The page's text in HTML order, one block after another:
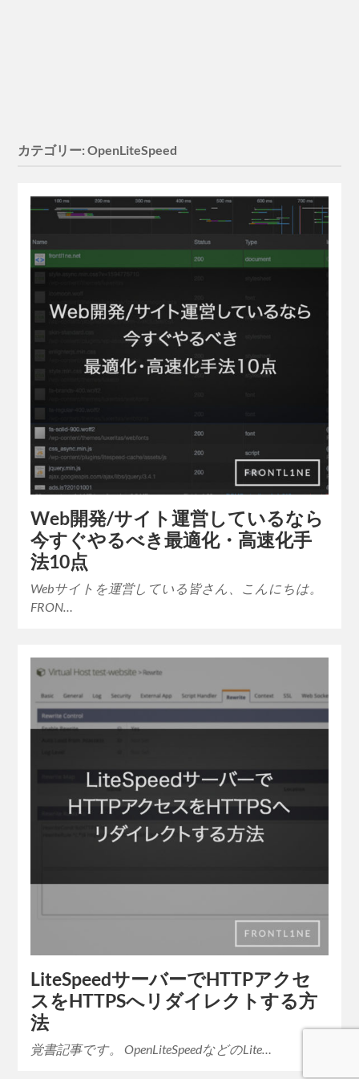
カテゴリー:OpenLiteSpeed
Web開発/サイト運営しているなら
今すぐやるべき最適化・高速化手
法10点
Webサイトを運営している皆さん、こんにちは。
FRON…
LiteSpeedサーバーでHTTPアクセ
スをHTTPSへリダイレクトする方
法
覚書記事です。 OpenLiteSpeedなどのLite…